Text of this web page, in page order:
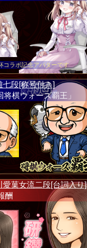
コラボ記念アバターです
七段[称号付き]
将棋ウォーズ覇王」
愛菓女流二段[台詞入り]
酬